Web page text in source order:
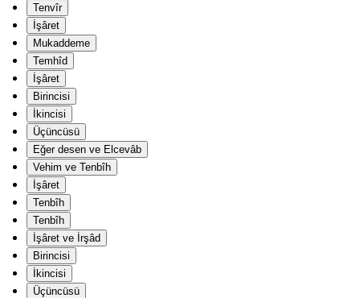
Tenvîr
İşâret
Mukaddeme
Temhîd
İşâret
Birincisi
İkincisi
Üçüncüsü
Eğer desen ve Elcevâb
Vehim ve Tenbîh
İşâret
Tenbîh
Tenbîh
İşâret ve İrşâd
Birincisi
İkincisi
Üçüncüsü